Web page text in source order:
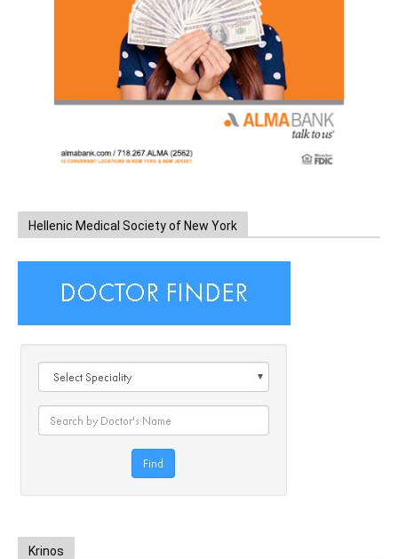
Hellenic Medical Society of New York
Krinos